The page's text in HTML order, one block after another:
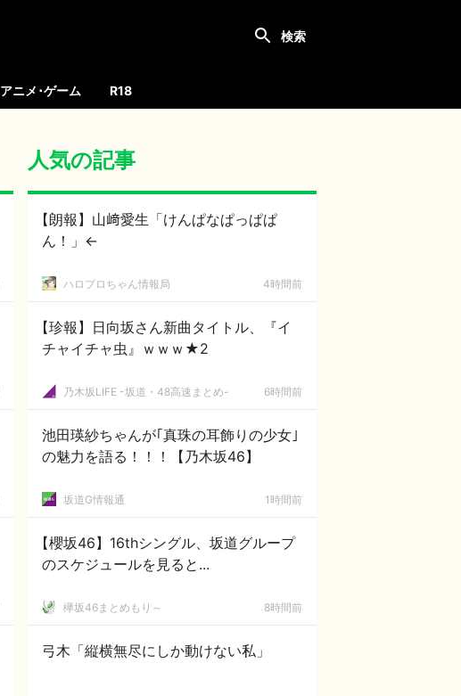
アニメ･ゲーム R18
人気の記事
【朗報】山﨑愛生「けんぱなぱっぱぱ
ん！」←
ハロプロちゃん情報局 4時間前
【珍報】日向坂さん新曲タイトル、『イ
チャイチャ虫』ｗｗｗ★2
乃木坂LIFE -坂道・48高速まとめ- 6時間前
池田瑛紗ちゃんが｢真珠の耳飾りの少女｣
の魅力を語る！！！【乃木坂46】
坂道G情報通 1時間前
【櫻坂46】16thシングル、坂道グループ
のスケジュールを見ると...
欅坂46まとめもり～ 8時間前
弓木「縦横無尽にしか動けない私」